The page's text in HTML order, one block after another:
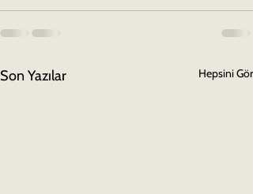
Son Yazılar Hepsini Gör